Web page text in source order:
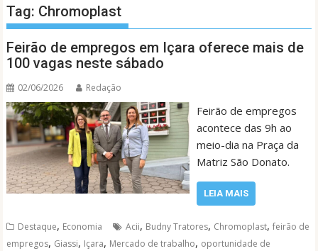
Tag: Chromoplast
Feirão de empregos em Içara oferece mais de
100 vagas neste sábado
02/06/2026 Redação
Feirão de empregos
acontece das 9h ao
meio-dia na Praça da
Matriz São Donato.
LEIA MAIS
Destaque, Economia Acii, Budny Tratores, Chromoplast,feirão de
empregos, Giassi, Içara, Mercado de trabalho, oportunidade de